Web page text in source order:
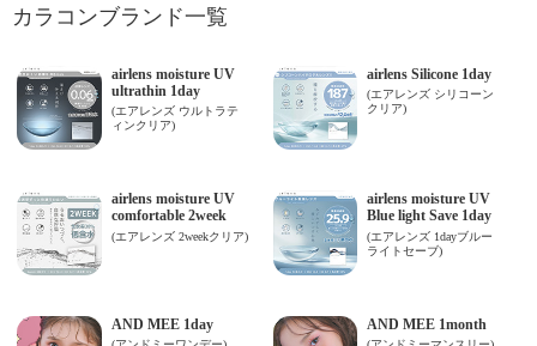
カラコンブランド一覧